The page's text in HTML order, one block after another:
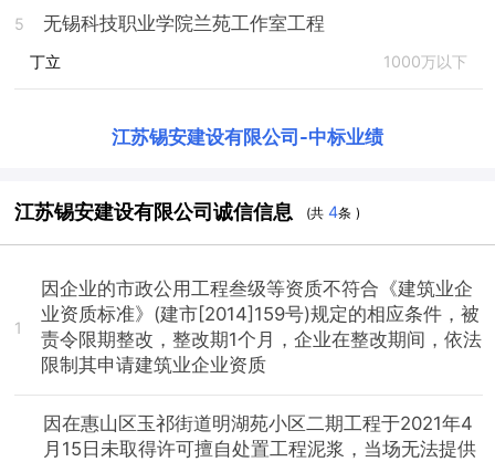
5 无锡科技职业学院兰苑工作室工程
丁立 1000万以下
江苏锡安建设有限公司 -中标业绩
江苏锡安建设有限公司诚信信息 (共4条 )
1
因企业的市政公用工程叁级等资质不符合《建筑业企
业资质标准》(建市[2014]159号)规定的相应条件，被
责令限期整改，整改期1个月，企业在整改期间，依法
限制其申请建筑业企业资质
因在惠山区玉祁街道明湖苑小区二期工程于2021年4
月15日未取得许可擅自处置工程泥浆，当场无法提供